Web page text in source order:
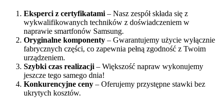
Eksperci z certyfikatami – Nasz zespół składa się z
wykwalifikowanych techników z doświadczeniem w
naprawie smartfonów Samsung.
Oryginalne komponenty – Gwarantujemy użycie wyłącznie
fabrycznych części, co zapewnia pełną zgodność z Twoim
urządzeniem.
Szybki czas realizacji – Większość napraw wykonujemy
jeszcze tego samego dnia!
Konkurencyjne ceny – Oferujemy przystępne stawki bez
ukrytych kosztów.